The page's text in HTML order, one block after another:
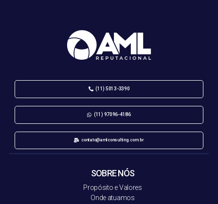
(11) 5013-3390
(11) 97096-4186
contato@amlconsulting.com.br
SOBRE NÓS
Propósito e Valores
Onde atuamos